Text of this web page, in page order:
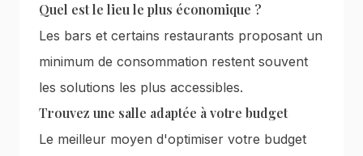
Quel est le lieu le plus économique ?
Les bars et certains restaurants proposant un
minimum de consommation restent souvent
les solutions les plus accessibles.
Trouvez une salle adaptée à votre budget
Le meilleur moyen d'optimiser votre budget